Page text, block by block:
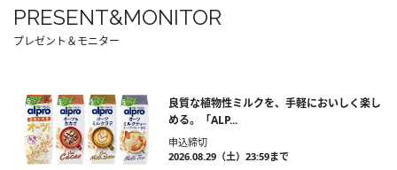
PRESENT&MONITOR
プレゼント＆モニター
良質な植物性ミルクを、手軽においしく楽し
める。「ALP...
申込締切
2026.08.29（土）23:59まで